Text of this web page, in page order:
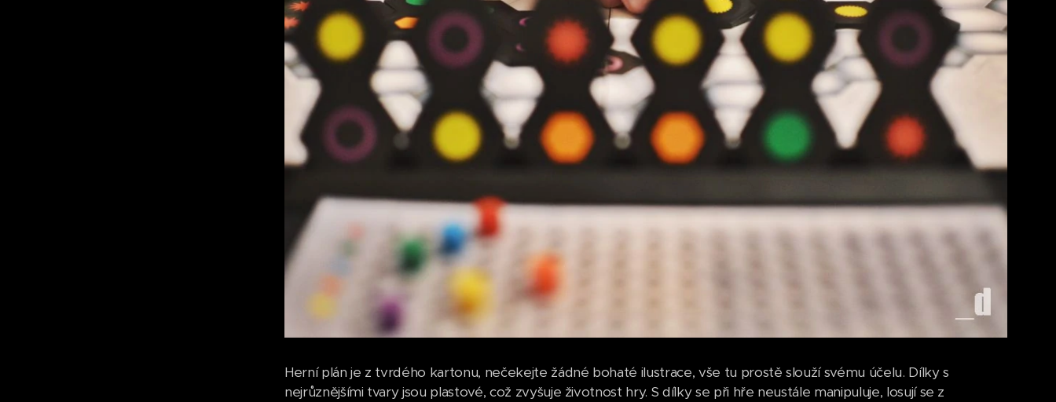
Herní plán je z tvrdého kartonu, nečekejte žádné bohaté ilustrace, vše tu prostě slouží svému účelu. Dílky s
nejrůznějšími tvary jsou plastové, což zvyšuje životnost hry. S dílky se při hře neustále manipuluje, losují se z